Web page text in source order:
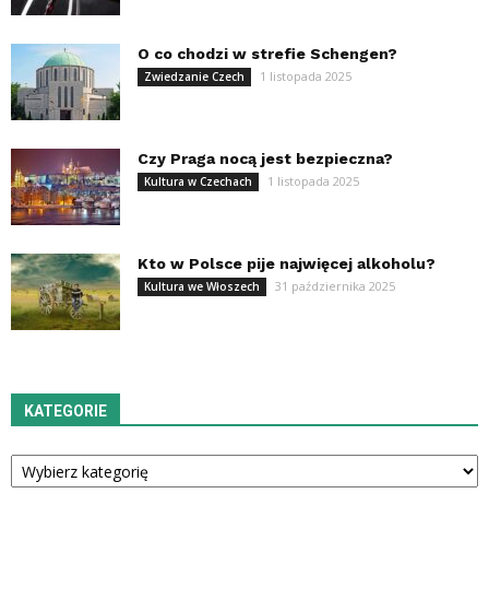
O co chodzi w strefie Schengen?
Zwiedzanie Czech 1 listopada 2025
Czy Praga nocą jest bezpieczna?
Kultura w Czechach 1 listopada 2025
Kto w Polsce pije najwięcej alkoholu?
Kultura we Włoszech 31 października 2025
KATEGORIE
Kategorie